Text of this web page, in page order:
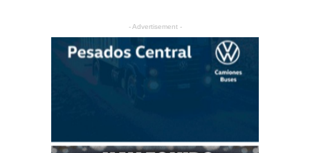
- Advertisement -